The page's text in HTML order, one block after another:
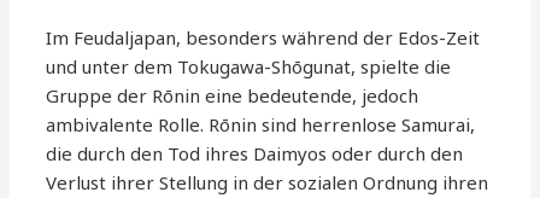
Im Feudaljapan, besonders während der Edos-Zeit
und unter dem Tokugawa-Shōgunat, spielte die
Gruppe der Rōnin eine bedeutende, jedoch
ambivalente Rolle. Rōnin sind herrenlose Samurai,
die durch den Tod ihres Daimyos oder durch den
Verlust ihrer Stellung in der sozialen Ordnung ihren